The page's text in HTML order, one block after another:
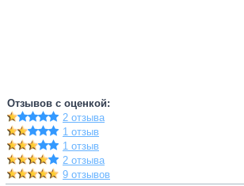
Отзывов с оценкой:
2 отзыва
1 отзыв
1 отзыв
2 отзыва
9 отзывов